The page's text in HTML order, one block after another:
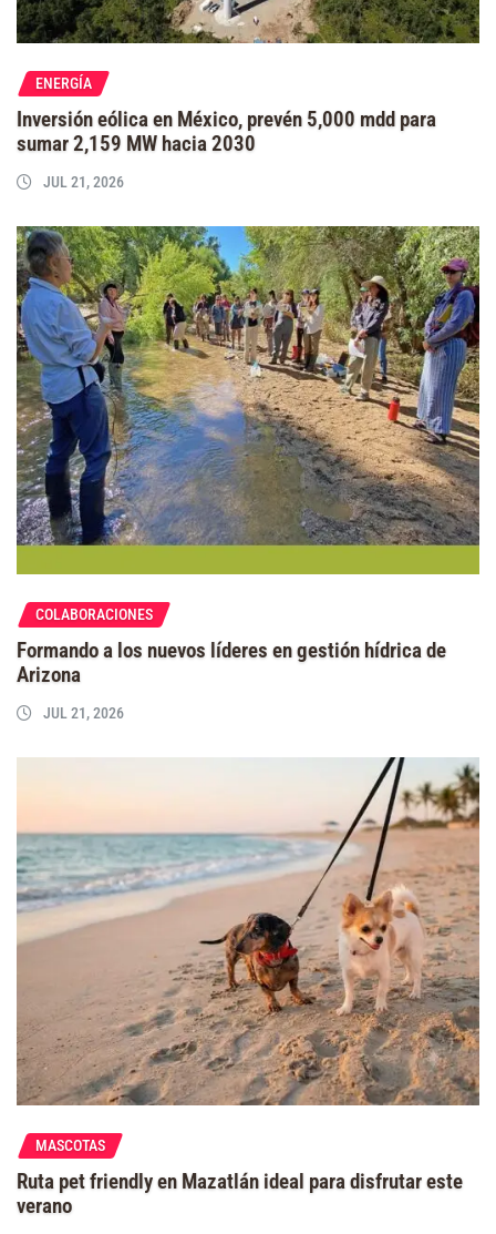
ENERGÍA
Inversión eólica en México, prevén 5,000 mdd para
sumar 2,159 MW hacia 2030
JUL 21, 2026
COLABORACIONES
Formando a los nuevos líderes en gestión hídrica de
Arizona
JUL 21, 2026
MASCOTAS
Ruta pet friendly en Mazatlán ideal para disfrutar este
verano